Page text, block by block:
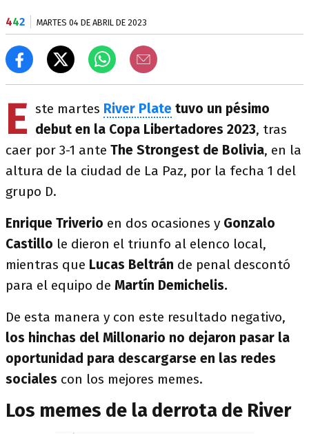
442 MARTES 04 DE ABRIL DE 2023
E ste martes River Plate tuvo un pésimo
debut en la Copa Libertadores 2023, tras
caer por 3-1 ante The Strongest de Bolivia, en la
altura de la ciudad de La Paz, por la fecha 1 del
grupo D.
Enrique Triverio en dos ocasiones y Gonzalo
Castillo le dieron el triunfo al elenco local,
mientras que Lucas Beltrán de penal descontó
para el equipo de Martín Demichelis.
De esta manera y con este resultado negativo,
los hinchas del Millonario no dejaron pasar la
oportunidad para descargarse en las redes
sociales con los mejores memes.
Los memes de la derrota de River